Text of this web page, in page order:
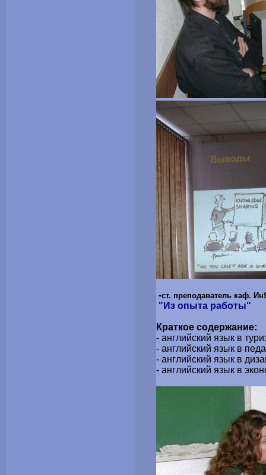
-ст. преподаватель каф.
"Из опыта работы"
Краткое содержание:
- английский язык в
- английский язык в
- английский язык в
- английский язык в